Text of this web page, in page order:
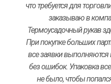
что требуется для
заказываю в
Термоусадочный рукав
При покупке больших
все заявки выполняются
без ошибок. Упаковка
не было, чтобы